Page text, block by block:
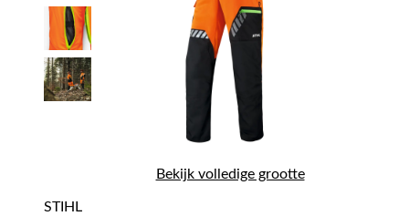
Bekijk volledige grootte
STIHL